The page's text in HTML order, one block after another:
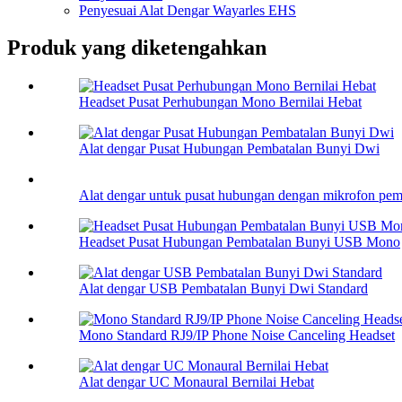
Penyesuai Alat Dengar Wayarles EHS
Produk yang diketengahkan
Headset Pusat Perhubungan Mono Bernilai Hebat
Alat dengar Pusat Hubungan Pembatalan Bunyi Dwi
Alat dengar untuk pusat hubungan dengan mikrofon
Headset Pusat Hubungan Pembatalan Bunyi USB Mono
Alat dengar USB Pembatalan Bunyi Dwi Standard
Mono Standard RJ9/IP Phone Noise Canceling Headset
Alat dengar UC Monaural Bernilai Hebat